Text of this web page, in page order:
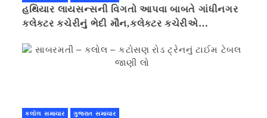
હથિયાર લાયસન્સની વિગતો આપવા બાબતે ગાંધીનગર
કલેક્ટર કચેરીનું ભેદી મૌન,કલેક્ટર કચેરીએ
કલોલ સમાચાર ગુજરાત સમાચાર